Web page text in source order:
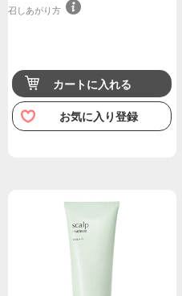
召しあがり方
カートに入れる
お気に入り登録